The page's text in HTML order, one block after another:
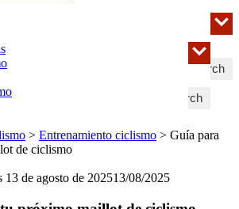
Search
Search
> Entrenamiento ciclismo > Guía para
de ciclismo
de agosto de 202513/08/2025